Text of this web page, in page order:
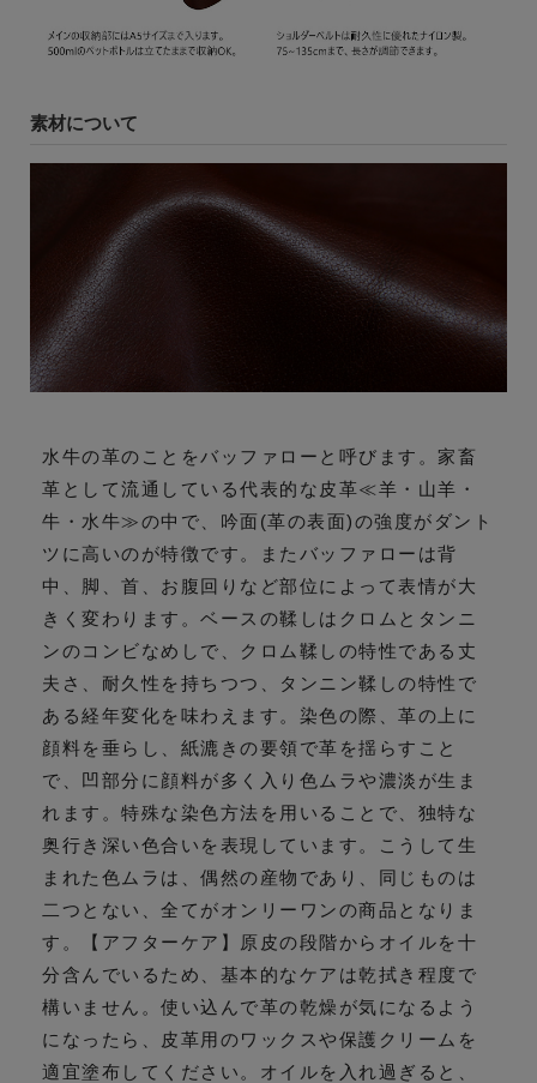
素材について
水牛の革のことをバッファローと呼びます。家畜
革として流通している代表的な皮革≪羊・山羊・
牛・水牛≫の中で、吟面(革の表面)の強度がダント
ツに高いのが特徴です。またバッファローは背
中、脚、首、お腹回りなど部位によって表情が大
きく変わります。ベースの鞣しはクロムとタンニ
ンのコンビなめしで、クロム鞣しの特性である丈
夫さ、耐久性を持ちつつ、タンニン鞣しの特性で
ある経年変化を味わえます。染色の際、革の上に
顔料を垂らし、紙漉きの要領で革を揺らすこと
で、凹部分に顔料が多く入り色ムラや濃淡が生ま
れます。特殊な染色方法を用いることで、独特な
奥行き深い色合いを表現しています。こうして生
まれた色ムラは、偶然の産物であり、同じものは
二つとない、全てがオンリーワンの商品となりま
す。【アフターケア】原皮の段階からオイルを十
分含んでいるため、基本的なケアは乾拭き程度で
構いません。使い込んで革の乾燥が気になるよう
になったら、皮革用のワックスや保護クリームを
適宜塗布してください。オイルを入れ過ぎると、